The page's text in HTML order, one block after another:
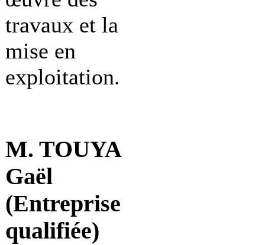
travaux et la
mise en
exploitation.
M. TOUYA
Gaël
(Entreprise
qualifiée)